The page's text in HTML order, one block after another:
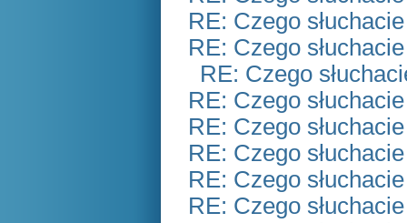
RE: Czego
RE: Czego
RE: Czego
RE: Czego
RE: Czego
RE: Czego
RE: Czego
RE: Czego